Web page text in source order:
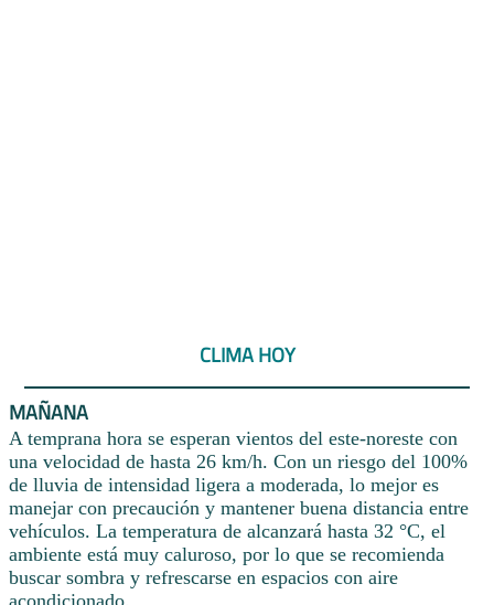
CLIMA HOY
MAÑANA
A temprana hora se esperan vientos del este-noreste con
una velocidad de hasta 26 km/h. Con un riesgo del 100%
de lluvia de intensidad ligera a moderada, lo mejor es
manejar con precaución y mantener buena distancia entre
vehículos. La temperatura de alcanzará hasta 32 °C, el
ambiente está muy caluroso, por lo que se recomienda
buscar sombra y refrescarse en espacios con aire
acondicionado.